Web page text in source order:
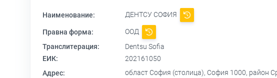
Наименование: ДЕНТСУ СОФИЯ
Правна форма:
ООД
Транслитерация:
Dentsu Sofia
ЕИК:
202161050
Адрес:
област София (столица), София 1000, район